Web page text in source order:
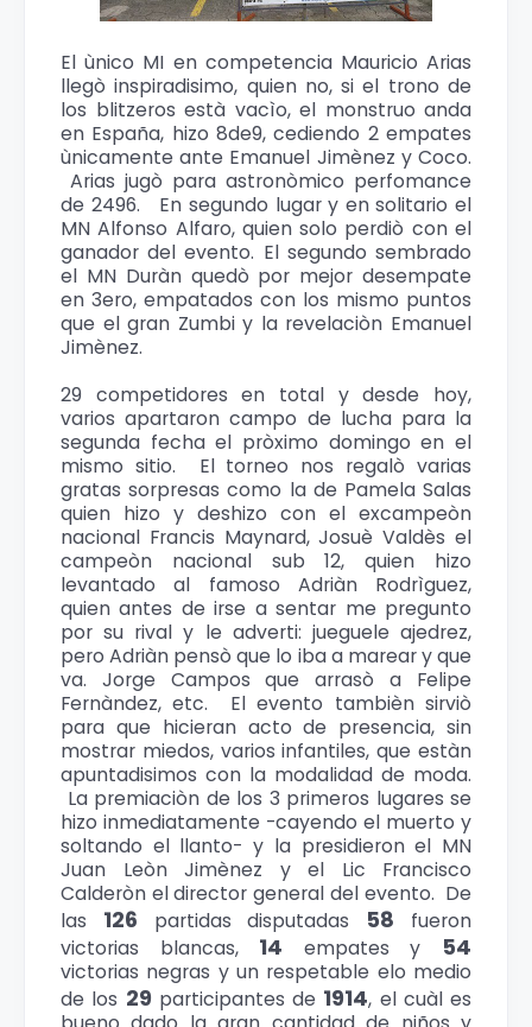
El ùnico MI en competencia Mauricio Arias
llegò inspiradisimo, quien no, si el trono de
los blitzeros està vacìo, el monstruo anda
en España, hizo 8de9, cediendo 2 empates
ùnicamente ante Emanuel Jimènez y Coco.
Arias jugò para astronòmico perfomance
de 2496. En segundo lugar y en solitario el
MN Alfonso Alfaro, quien solo perdiò con el
ganador del evento. El segundo sembrado
el MN Duràn quedò por mejor desempate
en 3ero, empatados con los mismo puntos
que el gran Zumbi y la revelaciòn Emanuel
Jimènez.
29 competidores en total y desde hoy,
varios apartaron campo de lucha para la
segunda fecha el pròximo domingo en el
mismo sitio. El torneo nos regalò varias
gratas sorpresas como la de Pamela Salas
quien hizo y deshizo con el excampeòn
nacional Francis Maynard, Josuè Valdès el
campeòn nacional sub 12, quien hizo
levantado al famoso Adriàn Rodrìguez,
quien antes de irse a sentar me pregunto
por su rival y le adverti: jueguele ajedrez,
pero Adriàn pensò que lo iba a marear y que
va. Jorge Campos que arrasò a Felipe
Fernàndez, etc. El evento tambièn sirviò
para que hicieran acto de presencia, sin
mostrar miedos, varios infantiles, que estàn
apuntadisimos con la modalidad de moda.
La premiaciòn de los 3 primeros lugares se
hizo inmediatamente -cayendo el muerto y
soltando el llanto- y la presidieron el MN
Juan Leòn Jimènez y el Lic Francisco
Calderòn el director general del evento. De
las 126 partidas disputadas 58 fueron
victorias blancas, 14 empates y 54
victorias negras y un respetable elo medio
de los 29 participantes de 1914, el cuàl es